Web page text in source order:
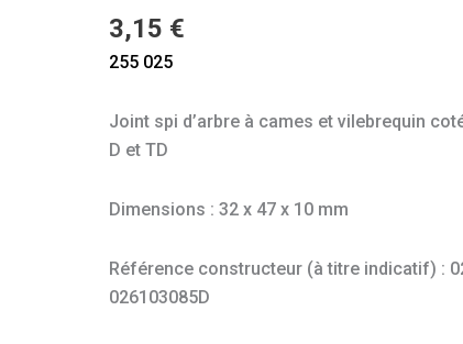
3,15 €
255 025
Joint spi d’arbre à cames et vilebrequin
D et TD
Dimensions : 32 x 47 x 10 mm
Référence constructeur (à titre indicatif) :
026103085D
et
vilebrequin
pour
T25
et